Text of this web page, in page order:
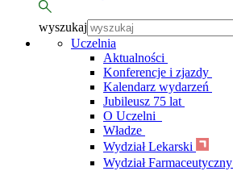
wyszukaj
Uczelnia
Aktualności
Konferencje i zjazdy
Kalendarz wydarzeń
Jubileusz 75 lat
O Uczelni
Władze
Wydział Lekarski
Wydział Farmaceutyczny